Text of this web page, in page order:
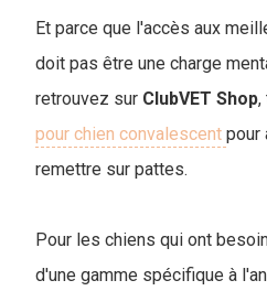
Et parce que l'accès aux
doit pas être une charge
retrouvez sur ClubVET Shop,
pour chien convalescent pour
remettre sur pattes.
Pour les chiens qui ont
d'une gamme spécifique à